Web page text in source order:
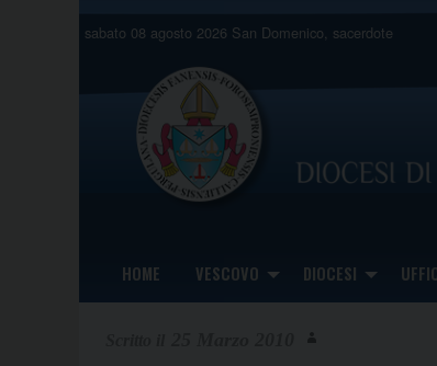
sabato 08 agosto 2026 San Domenico, sacerdote
HOME VESCOVO DIOCESI